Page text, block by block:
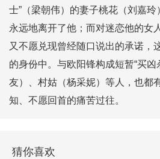
士”（梁朝伟）的妻子桃花（刘嘉玲
永远地离开了他；而对迷恋他的女
又不愿兑现曾经随口说出的承诺，
的身份中。与欧阳锋构成短暂“买凶
友）、村姑（杨采妮）等人，也都
知、不愿回首的痛苦过往。
猜你喜欢